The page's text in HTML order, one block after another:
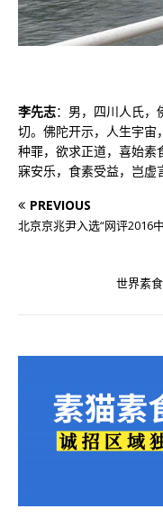
李先志：男，四川人氏，
切。佛陀开示，人生宇宙
种罪，欲求正道，喜始素
寐安乐，食素受益，岂虚
PREVIOUS
北京京兆尹入选“网评2016
世界素